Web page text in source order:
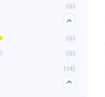
(0)
(0)
(0)
(14)